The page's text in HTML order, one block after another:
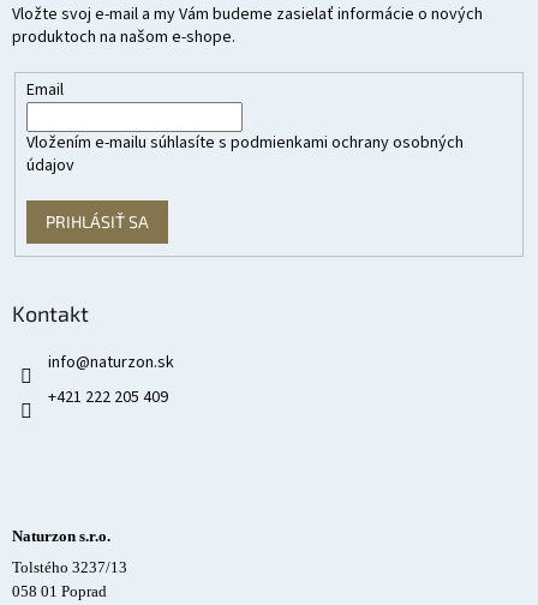
Vložte svoj e-mail a my Vám budeme zasielať informácie o nových
produktoch na našom e-shope.
Email
Vložením e-mailu súhlasíte s podmienkami ochrany osobných
údajov
PRIHLÁSIŤ SA
Kontakt
info@naturzon.sk
+421 222 205 409
Naturzon s.r.o.
Tolstého 3237/13
058 01 Poprad